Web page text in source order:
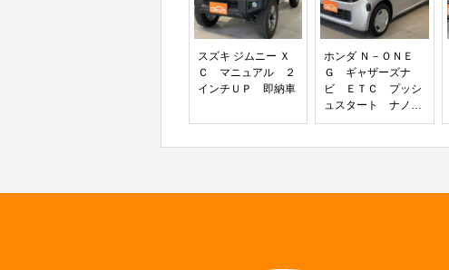
スズキ ジムニー Ｘ
Ｃ マニュアル ２
インチＵＰ 即納車
ホンダ Ｎ－ＯＮＥ
Ｇ ギャザーズナ
ビ ＥＴＣ プッシ
ュスタート ナノイ
ー オートエアコ